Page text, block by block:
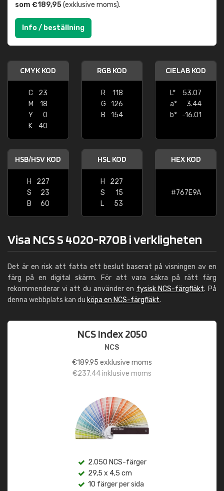
som €189,95(exklusive moms).
Info / beställning
CMYK KOD
C
23
M
18
Y
0
K
40
RGB KOD
R
118
G
126
B
154
CIELAB KOD
L*
53.07
a*
3.44
b*
-16.01
HSB/HSV KOD
H
227
S
23
B
60
HSL KOD
H
227
S
15
L
53
HEX KOD
#767E9A
Visa NCS S 4020-R70B i verkligheten
Det är en risk att fatta ett beslut baserat på visningen av en
färg på en digital skärm. För att vara säkra på rätt färg
rekommenderar vi att du använder en fysisk NCS-färgfläkt. På
denna webbplats kan du köpa en NCS-färgfläkt.
NCS Index 2050
NCS
€189,95 exklusive moms
€237,44inklusive moms
2.050 NCS-färger
29,5 x 4,5 cm
10 färger per sida